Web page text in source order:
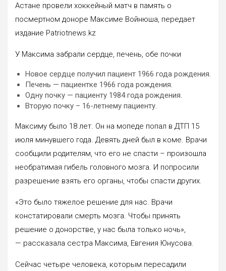
Астане провели хоккейный матч в память о
посмертном доноре Максиме Войнюша, передает
издание Patriotnews.kz
У Максима забрали сердце, печень, обе почки
Новое сердце получил пациент 1966 года рождения.
Печень — пациентке 1966 года рождения.
Одну почку — пациенту 1984 года рождения.
Вторую почку – 16-летнему пациенту.
Максиму было 18 лет. Он на мопеде попал в ДТП 15
июля минувшего года. Девять дней был в коме. Врачи
сообщили родителям, что его не спасти – произошла
необратимая гибель головного мозга. И попросили
разрешение взять его органы, чтобы спасти других.
«Это было тяжелое решение для нас. Врачи
констатировали смерть мозга. Чтобы принять
решение о донорстве, у нас была только ночь»,
— рассказала сестра Максима, Евгения Юнусова.
Сейчас четыре человека, которым пересадили